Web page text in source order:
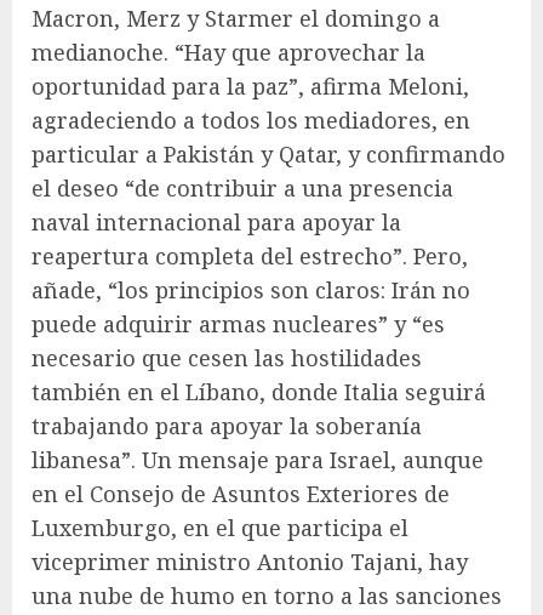
Macron, Merz y Starmer el domingo a
medianoche. “Hay que aprovechar la
oportunidad para la paz”, afirma Meloni,
agradeciendo a todos los mediadores, en
particular a Pakistán y Qatar, y confirmando
el deseo “de contribuir a una presencia
naval internacional para apoyar la
reapertura completa del estrecho”. Pero,
añade, “los principios son claros: Irán no
puede adquirir armas nucleares” y “es
necesario que cesen las hostilidades
también en el Líbano, donde Italia seguirá
trabajando para apoyar la soberanía
libanesa”. Un mensaje para Israel, aunque
en el Consejo de Asuntos Exteriores de
Luxemburgo, en el que participa el
viceprimer ministro Antonio Tajani, hay
una nube de humo en torno a las sanciones